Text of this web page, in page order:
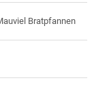
Bratpfannen